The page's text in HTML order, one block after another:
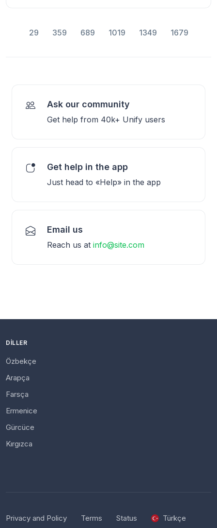
29 359 689 1019 1349 1679
Ask our community
Get help from 40k+ Unify users
Get help in the app
Just head to «Help» in the app
Email us
Reach us at info@site.com
DILLER
Özbekçe
Arapça
Farsça
Ermenice
Gürcüce
Kırgızca
Privacy and Policy Terms Status Türkçe